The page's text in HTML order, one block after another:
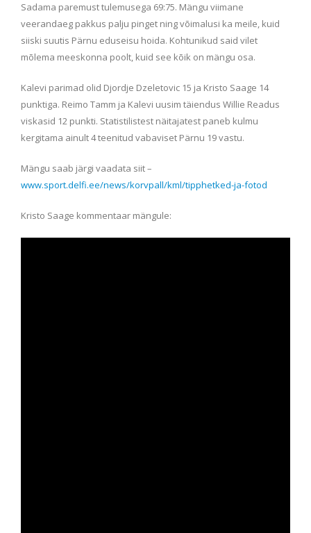
Sadama paremust tulemusega 69:75. Mängu viimane
veerandaeg pakkus palju pinget ning võimalusi ka meile, kuid
siiski suutis Pärnu eduseisu hoida. Kohtunikud said vilet
mõlema meeskonna poolt, kuid see kõik on mängu osa.
Kalevi parimad olid Djordje Dzeletovic 15 ja Kristo Saage 14
punktiga. Reimo Tamm ja Kalevi uusim täiendus Willie Readus
viskasid 12 punkti. Statistilistest näitajatest paneb kulmu
kergitama ainult 4 teenitud vabaviset Pärnu 19 vastu.
Mängu saab järgi vaadata siit –
www.sport.delfi.ee/news/korvpall/kml/tipphetked-ja-fotod
Kristo Saage kommentaar mängule: